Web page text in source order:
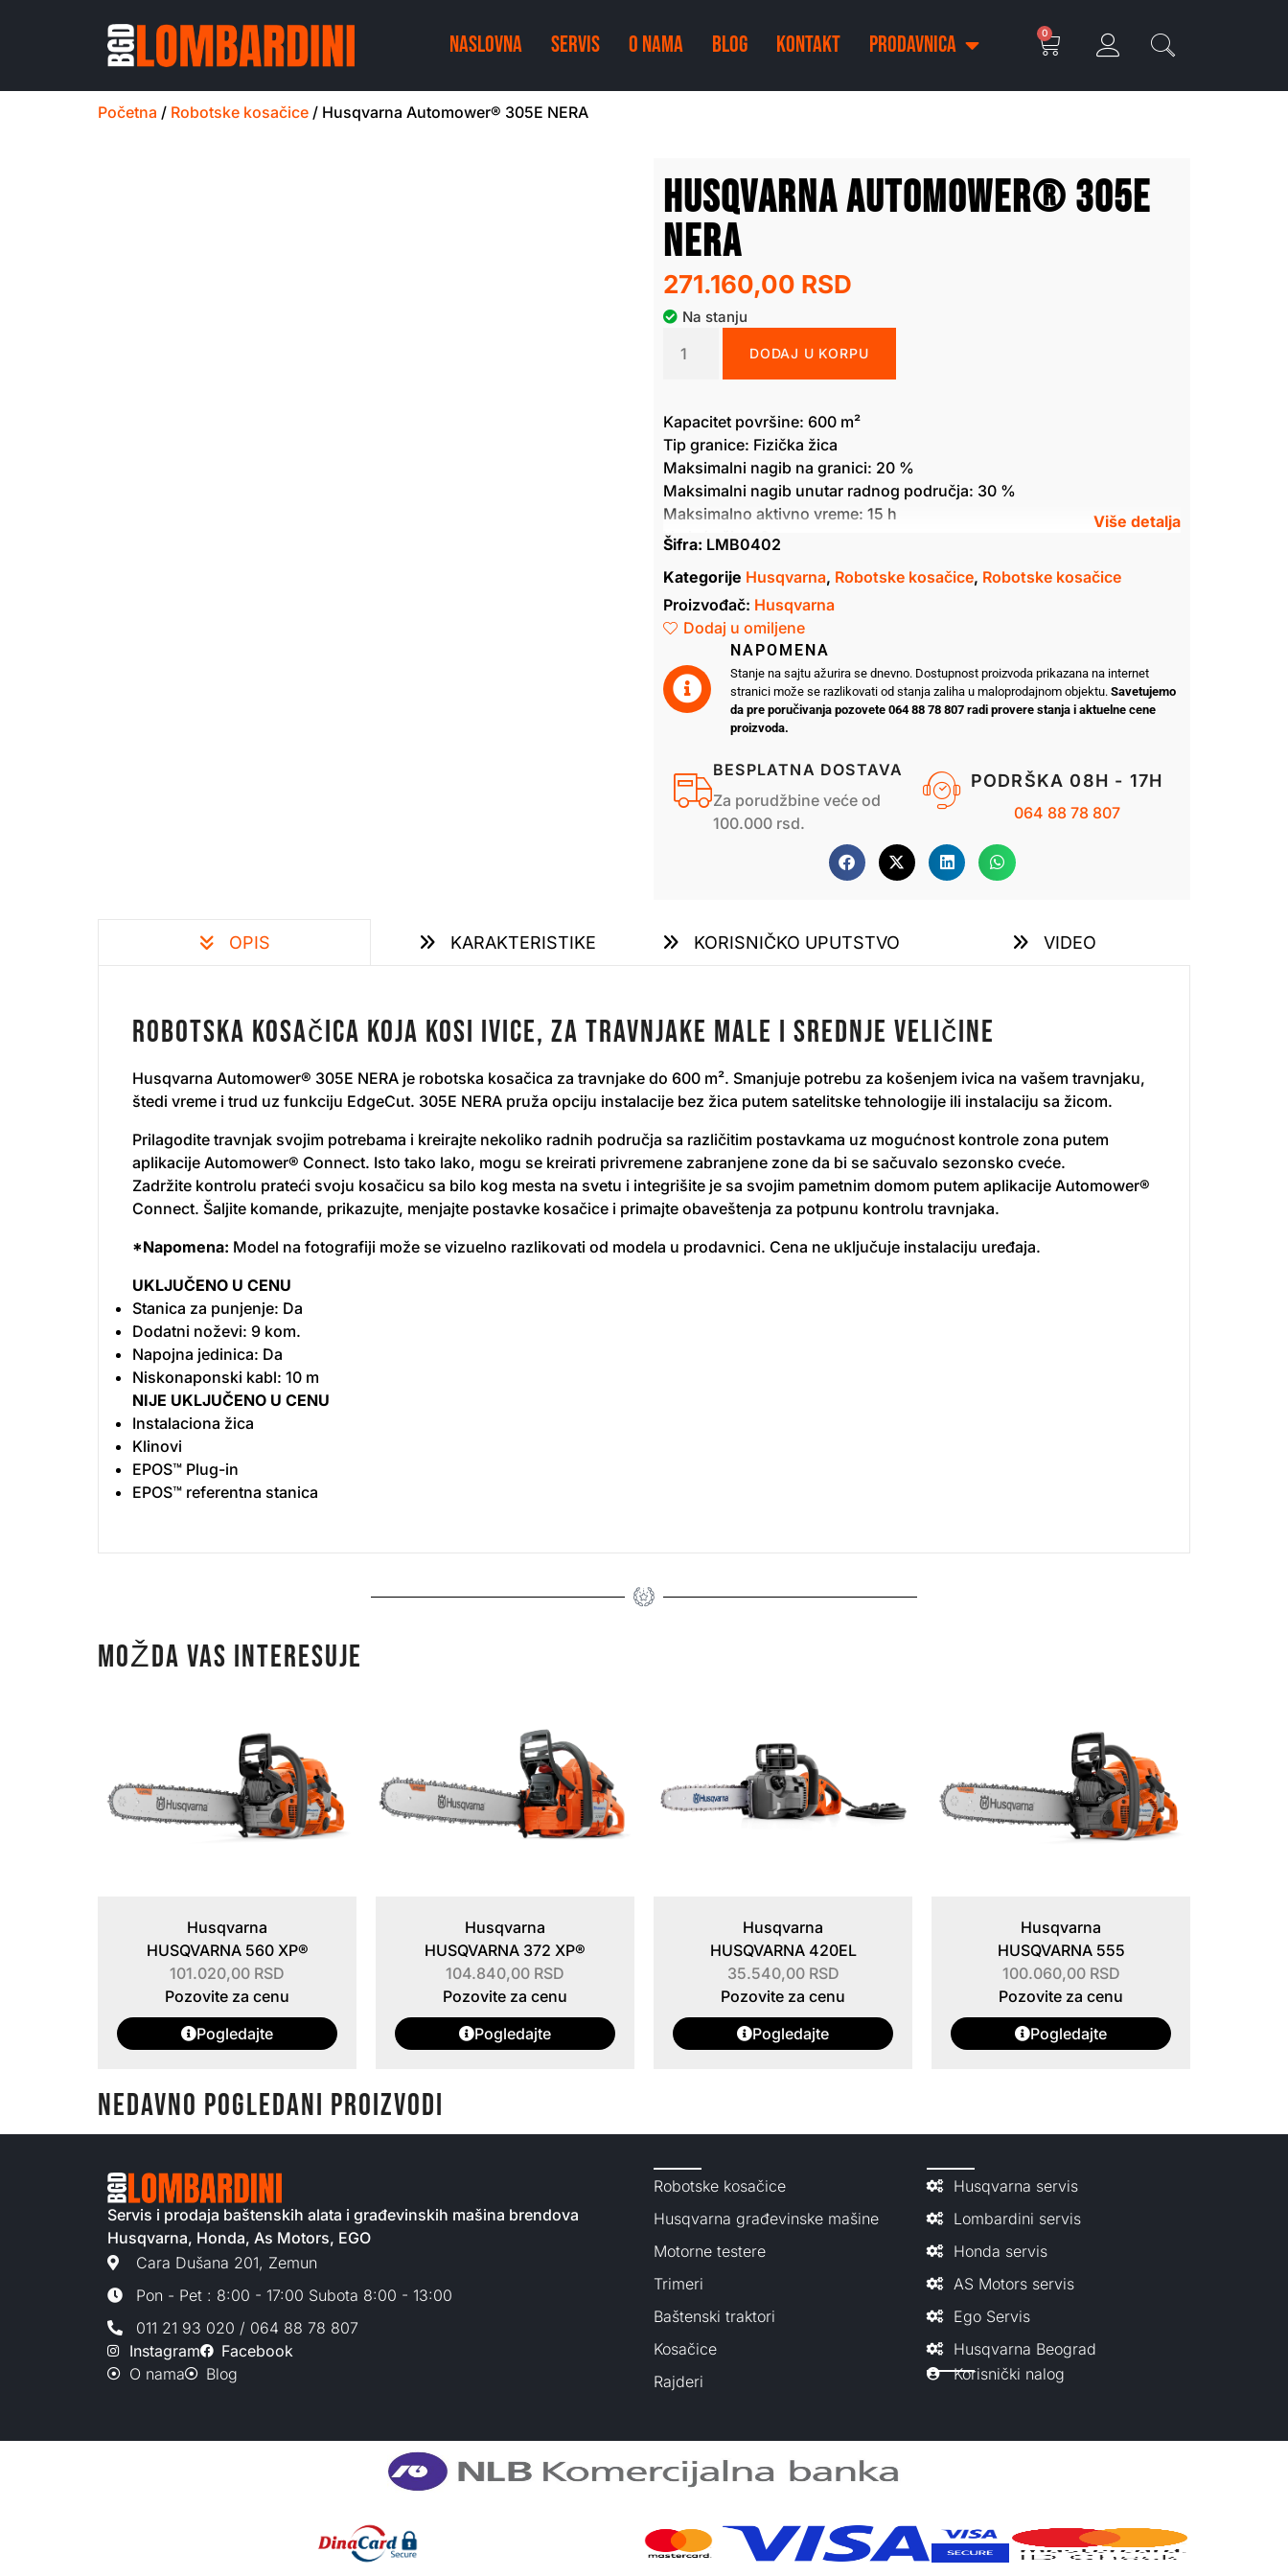
NASLOVNA SERVIS O NAMA BLOG KONTAKT PRODAVNICA 0
Početna / Robotske kosačice / Husqvarna Automower® 305E NERA
Husqvarna Automower® 305E
NERA
271.160,00 RSD
Na stanju
DODAJ U KORPU
Kapacitet površine: 600 m²
Tip granice: Fizička žica
Maksimalni nagib na granici: 20 %
Maksimalni nagib unutar radnog područja: 30 %
Maksimalno aktivno vreme: 15 h
Vodeća žica: 2
Šifra: LMB0402
Kategorije Husqvarna, Robotske kosačice, Robotske kosačice
Proizvođač: Husqvarna
Dodaj u omiljene
NAPOMENA
Stanje na sajtu ažurira se dnevno. Dostupnost proizvoda prikazana na internet
stranici može se razlikovati od stanja zaliha u maloprodajnom objektu. Savetujemo
da pre poručivanja pozovete 064 88 78 807 radi provere stanja i aktuelne cene
proizvoda.
BESPLATNA DOSTAVA
Za porudžbine veće od
100.000 rsd.
PODRŠKA 08H - 17H
064 88 78 807
OPIS KARAKTERISTIKE KORISNIČKO UPUTSTVO VIDEO
Robotska kosačica koja kosi ivice, za travnjake male i srednje veličine
Husqvarna Automower® 305E NERA je robotska kosačica za travnjake do 600 m². Smanjuje potrebu za košenjem ivica na vašem travnjaku,
štedi vreme i trud uz funkciju EdgeCut. 305E NERA pruža opciju instalacije bez žica putem satelitske tehnologije ili instalaciju sa žicom.
Prilagodite travnjak svojim potrebama i kreirajte nekoliko radnih područja sa različitim postavkama uz mogućnost kontrole zona putem
aplikacije Automower® Connect. Isto tako lako, mogu se kreirati privremene zabranjene zone da bi se sačuvalo sezonsko cveće.​
​Zadržite kontrolu prateći svoju kosačicu sa bilo kog mesta na svetu i integrišite je sa svojim pametnim domom putem aplikacije Automower®
Connect. Šaljite komande, prikazujte, menjajte postavke kosačice i primajte obaveštenja za potpunu kontrolu travnjaka.
*Napomena: Model na fotografiji može se vizuelno razlikovati od modela u prodavnici. Cena ne uključuje instalaciju uređaja.
UKLJUČENO U CENU
Stanica za punjenje: Da
Dodatni noževi: 9 kom.
Napojna jedinica: Da
Niskonaponski kabl: 10 m
NIJE UKLJUČENO U CENU
Instalaciona žica
Klinovi
EPOS™ Plug-in
EPOS™ referentna stanica
MOŽDA VAS INTERESUJE
Husqvarna
HUSQVARNA 560 XP®
101.020,00 RSD
Pozovite za cenu
Pogledajte
Husqvarna
HUSQVARNA 372 XP®
104.840,00 RSD
Pozovite za cenu
Pogledajte
Husqvarna
HUSQVARNA 420EL
35.540,00 RSD
Pozovite za cenu
Pogledajte
Husqvarna
HUSQVARNA 555
100.060,00 RSD
Pozovite za cenu
Pogledajte
NEDAVNO POGLEDANI PROIZVODI
Servis i prodaja baštenskih alata i građevinskih mašina brendova
Husqvarna, Honda, As Motors, EGO
Cara Dušana 201, Zemun
Pon - Pet : 8:00 - 17:00 Subota 8:00 - 13:00
011 21 93 020 / 064 88 78 807
Instagram
Facebook
O nama
Blog
Robotske kosačice
Husqvarna građevinske mašine
Motorne testere
Trimeri
Baštenski traktori
Kosačice
Rajderi
Husqvarna servis
Lombardini servis
Honda servis
AS Motors servis
Ego Servis
Husqvarna Beograd
Korisnički nalog